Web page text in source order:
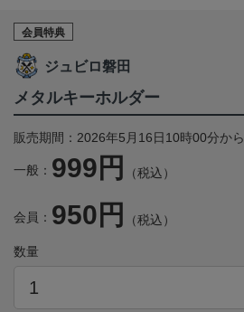
会員特典
ジュビロ磐田
メタルキーホルダー
販売期間：2026年5月16日10時00分から
一般： 999円 （税込）
会員： 950円 （税込）
数量